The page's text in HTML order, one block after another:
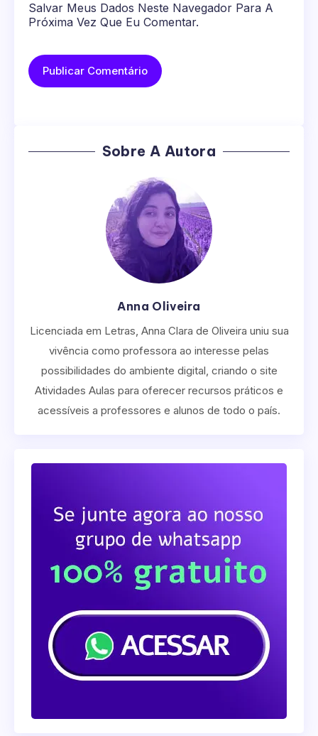
Salvar Meus Dados Neste Navegador Para A
Próxima Vez Que Eu Comentar.
Sobre A Autora
Anna Oliveira
Licenciada em Letras, Anna Clara de Oliveira uniu sua
vivência como professora ao interesse pelas
possibilidades do ambiente digital, criando o site
Atividades Aulas para oferecer recursos práticos e
acessíveis a professores e alunos de todo o país.